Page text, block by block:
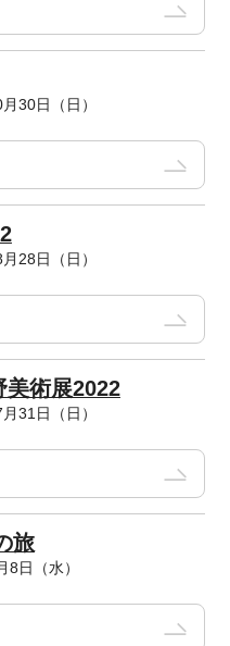
30日（日）
28日（日）
美術展2022
31日（日）
旅
日（水）